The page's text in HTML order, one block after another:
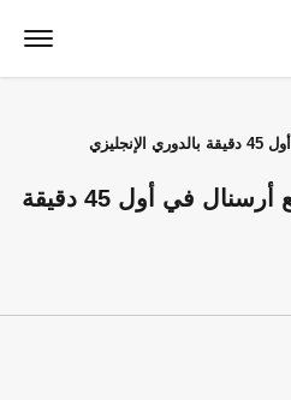
مانشستر سيتي يتعادل مع أرسنال في أول 45 دقيقة